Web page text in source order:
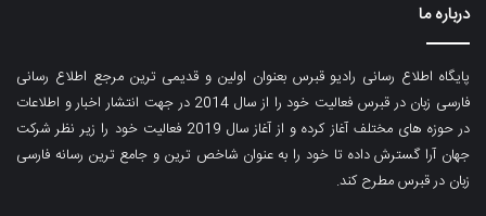
درباره ما
پایگاه اطلاع رسانی رادیو قبرس بعنوان اولین و قدیمی ترین مرجع اطلاع رسانی
فارسی زبان در قبرس فعالیت خود را از سال 2014 در جهت انتشار اخبار و اطلاعات
در حوزه های مختلف آغاز کرده و از آغاز سال 2019 فعالیت خود را زیر نظر شرکت
جهان آرا گسترش داده تا خود را به عنوان شاخص ترین و جامع ترین رسانه فارسی
زبان در قبرس مطرح کند.